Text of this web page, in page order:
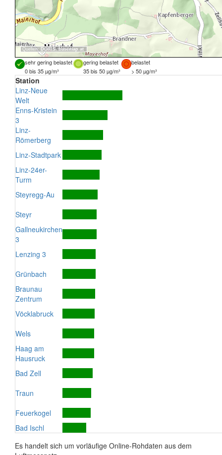
Quellen: DORIS,basemap.at
sehr gering belastet gering belastet
belastet
0 bis 35 µg/m³
35 bis 50 µg/m³ > 50 µg/m³
Station
Linz-Neue
Welt
Enns-Kristein
3
Linz-
Römerberg
Linz-Stadtpark
Linz-24er-
Turm
Steyregg-Au
Steyr
Gallneukirchen
3
Lenzing 3
Grünbach
Braunau
Zentrum
Vöcklabruck
Wels
Haag am
Hausruck
Bad Zell
Traun
Feuerkogel
Bad Ischl
Es handelt sich um vorläufige Online-Rohdaten aus dem